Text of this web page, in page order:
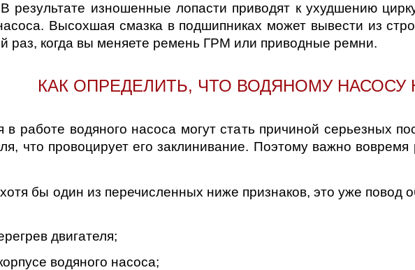
Муравленко
Нижневартовск
Нижний Новгород
Новосибирск
Одинцово
В результате изношенные лопасти приводят к ухудшению
Высохшая смазка в подшипниках может вывести из
раз, когда вы меняете ремень ГРМ или приводные ремни.
КАК ОПРЕДЕЛИТЬ, ЧТО ВОДЯНОМУ
работе водяного насоса могут стать причиной серьезных
что провоцирует его заклинивание. Поэтому важно
бы один из перечисленных ниже признаков, это уже повод
двигателя;
водяного насоса;